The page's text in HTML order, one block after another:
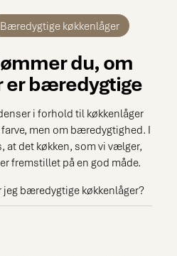
Bæredygtige køkkenlåger
du, om
er bæredygtige
i forhold til køkkenlåger
men om bæredygtighed. I
at det køkken, som vi vælger,
fremstillet på en god måde.
bæredygtige køkkenlåger?